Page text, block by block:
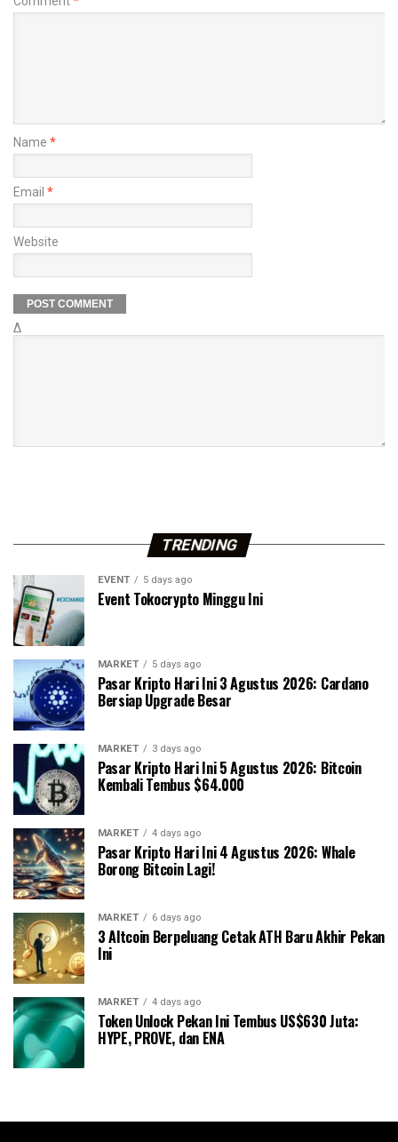
Name *
Email *
Website
Δ
TRENDING
EVENT 5 days ago
Event Tokocrypto Minggu Ini
MARKET 5 days ago
Pasar Kripto Hari Ini 3 Agustus 2026: Cardano
Bersiap Upgrade Besar
MARKET 3 days ago
Pasar Kripto Hari Ini 5 Agustus 2026: Bitcoin
Kembali Tembus $64.000
MARKET 4 days ago
Pasar Kripto Hari Ini 4 Agustus 2026: Whale
Borong Bitcoin Lagi!
MARKET 6 days ago
3 Altcoin Berpeluang Cetak ATH Baru Akhir Pekan
Ini
MARKET 4 days ago
Token Unlock Pekan Ini Tembus US$630 Juta:
HYPE, PROVE, dan ENA